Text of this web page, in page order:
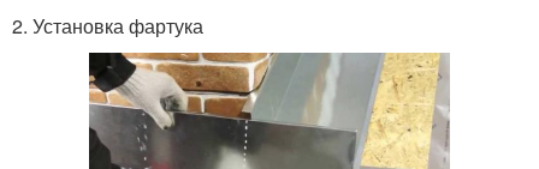
2. Установка фартука